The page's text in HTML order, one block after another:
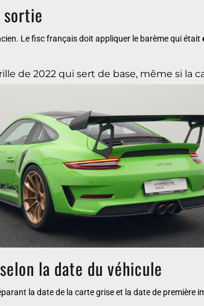
sortie
Le fisc français doit appliquer le barème qui était
de 2022 qui sert de base, même si la
la date du véhicule
la date de la carte grise et la date de première